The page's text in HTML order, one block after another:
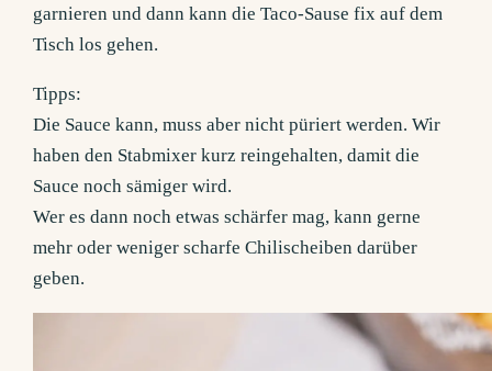
garnieren und dann kann die Taco-Sause fix auf dem
Tisch los gehen.
Tipps:
Die Sauce kann, muss aber nicht püriert werden. Wir
haben den Stabmixer kurz reingehalten, damit die
Sauce noch sämiger wird.
Wer es dann noch etwas schärfer mag, kann gerne
mehr oder weniger scharfe Chilischeiben darüber
geben.